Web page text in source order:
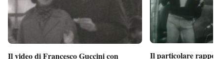
Il video di Francesco Guccini con
Il particolare